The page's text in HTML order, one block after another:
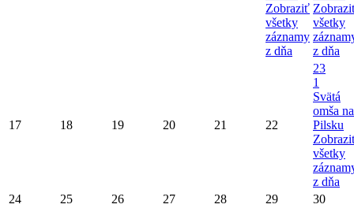
Zobraziť
všetky
záznamy
z dňa
všetky
z dňa
17 18 19 20 21 22
23
1
Svätá
omša na
Pilsku
všetky
z dňa
24
25 26 27 28 29
30